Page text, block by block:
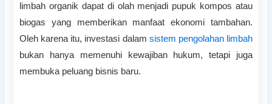
limbah organik dapat di olah menjadi pupuk kompos atau
biogas yang memberikan manfaat ekonomi tambahan.
Oleh karena itu, investasi dalam sistem pengolahan limbah
bukan hanya memenuhi kewajiban hukum, tetapi juga
membuka peluang bisnis baru.